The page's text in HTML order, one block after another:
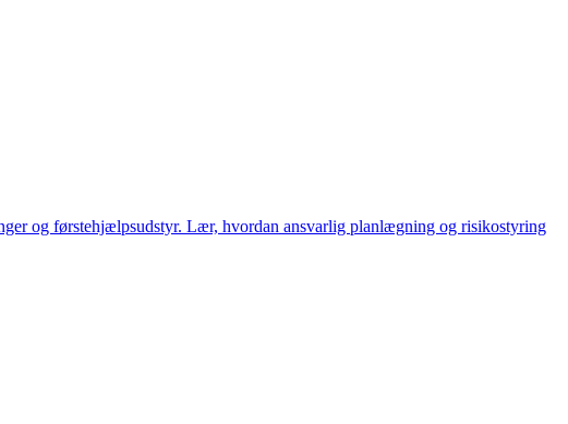
og førstehjælpsudstyr. Lær, hvordan ansvarlig planlægning og risikostyring